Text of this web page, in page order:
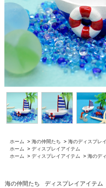
ホーム > 海の仲間たち > 海のディスプレイ
ホーム
> ディスプレイアイテム
ホーム
> ディスプレイアイテム > 海のデ
海の仲間たち ディスプレイアイテム